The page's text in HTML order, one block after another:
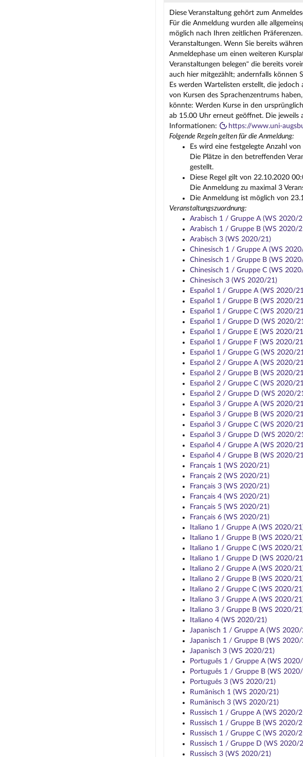
Diese Veranstaltung gehört zum
Für die Anmeldung wurden alle
möglich nach Ihren zeitlichen
Veranstaltungen. Wenn Sie bereits
Anmeldephase um einen weiteren
Veranstaltungen belegen“ die bereits
auch hier mitgezählt; andernfalls können
Es werden Wartelisten erstellt, die
von Kursen des Sprachenzentrums
könnte: Werden Kurse in den
ab 15.00 Uhr erneut geöffnet. Die jeweils
Informationen:
https://www.uni-
Folgende Regeln gelten für die Anmeldung:
Es wird eine festgelegte Anzahl
Die Plätze in den betreffenden
gestellt.
Diese Regel gilt von 22.10.2020
Die Anmeldung zu maximal 3
Die Anmeldung ist möglich von
Veranstaltungszuordnung:
Arabisch 1 / Gruppe A (WS 2020/
Arabisch 1 / Gruppe B (WS 2020/
Arabisch 3 (WS 2020/21)
Chinesisch 1 / Gruppe A (WS
Chinesisch 1 / Gruppe B (WS
Chinesisch 1 / Gruppe C (WS
Chinesisch 3 (WS 2020/21)
Español 1 / Gruppe A (WS 2020/
Español 1 / Gruppe B (WS 2020/
Español 1 / Gruppe C (WS 2020/
Español 1 / Gruppe D (WS 2020/
Español 1 / Gruppe E (WS 2020/
Español 1 / Gruppe F (WS 2020/
Español 1 / Gruppe G (WS 2020/
Español 2 / Gruppe A (WS 2020/
Español 2 / Gruppe B (WS 2020/
Español 2 / Gruppe C (WS 2020/
Español 2 / Gruppe D (WS 2020/
Español 3 / Gruppe A (WS 2020/
Español 3 / Gruppe B (WS 2020/
Español 3 / Gruppe C (WS 2020/
Español 3 / Gruppe D (WS 2020/
Español 4 / Gruppe A (WS 2020/
Español 4 / Gruppe B (WS 2020/
Français 1 (WS 2020/21)
Français 2 (WS 2020/21)
Français 3 (WS 2020/21)
Français 4 (WS 2020/21)
Français 5 (WS 2020/21)
Français 6 (WS 2020/21)
Italiano 1 / Gruppe A (WS 2020/
Italiano 1 / Gruppe B (WS 2020/
Italiano 1 / Gruppe C (WS 2020/
Italiano 1 / Gruppe D (WS 2020/
Italiano 2 / Gruppe A (WS 2020/
Italiano 2 / Gruppe B (WS 2020/
Italiano 2 / Gruppe C (WS 2020/
Italiano 3 / Gruppe A (WS 2020/
Italiano 3 / Gruppe B (WS 2020/
Italiano 4 (WS 2020/21)
Japanisch 1 / Gruppe A (WS 2020/
Japanisch 1 / Gruppe B (WS 2020/
Japanisch 3 (WS 2020/21)
Português 1 / Gruppe A (WS
Português 1 / Gruppe B (WS
Português 3 (WS 2020/21)
Rumänisch 1 (WS 2020/21)
Rumänisch 3 (WS 2020/21)
Russisch 1 / Gruppe A (WS 2020/
Russisch 1 / Gruppe B (WS 2020/
Russisch 1 / Gruppe C (WS 2020/
Russisch 1 / Gruppe D (WS 2020/
Russisch 3 (WS 2020/21)